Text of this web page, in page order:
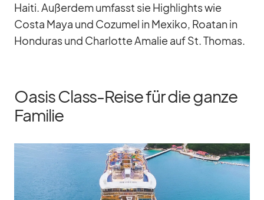
Haiti. Au­ßer­dem um­fasst sie High­lights wie
Costa Maya und Co­zu­mel in Me­xiko, Roa­tan in
Hon­du­ras und Char­lotte Ama­lie auf St. Tho­mas.
Oasis Class-Reise für die ganze
Familie